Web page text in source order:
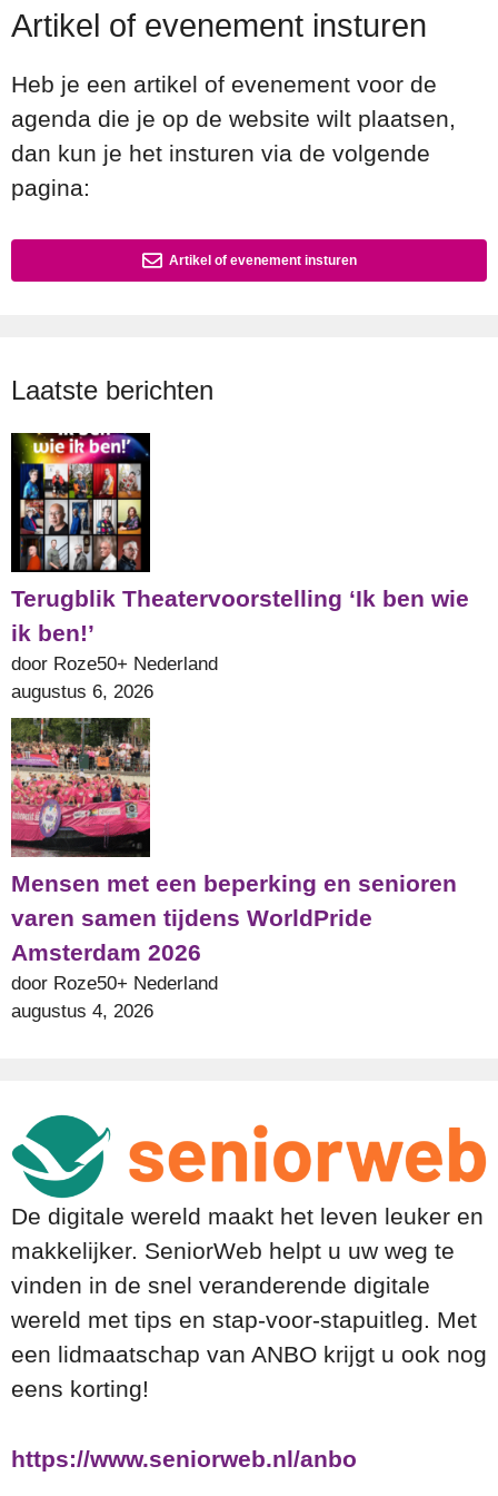
Artikel of evenement insturen
Heb je een artikel of evenement voor de
agenda die je op de website wilt plaatsen,
dan kun je het insturen via de volgende
pagina:
Artikel of evenement insturen
Laatste berichten
Terugblik Theatervoorstelling ‘Ik ben wie
ik ben!’
door Roze50+ Nederland
augustus 6, 2026
Mensen met een beperking en senioren
varen samen tijdens WorldPride
Amsterdam 2026
door Roze50+ Nederland
augustus 4, 2026
De digitale wereld maakt het leven leuker en
makkelijker. SeniorWeb helpt u uw weg te
vinden in de snel veranderende digitale
wereld met tips en stap-voor-stapuitleg. Met
een lidmaatschap van ANBO krijgt u ook nog
eens korting!
https://www.seniorweb.nl/anbo